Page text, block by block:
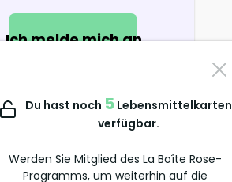
Ich melde mich an
Kontaktiere uns
support@alimentation-
Du hast noch 5Lebensmittelkarten
verfügbar.
Werden Sie Mitglied des La Boîte Rose-
Programms, um weiterhin auf die